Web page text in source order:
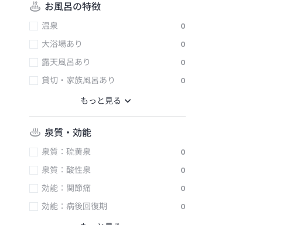
お風呂の特徴
温泉
0
大浴場あり
0
露天風呂あり
0
貸切・家族風呂あり
0
泉質・効能
泉質：硫黄泉
0
泉質：酸性泉
0
効能：関節痛
0
効能：病後回復期
0